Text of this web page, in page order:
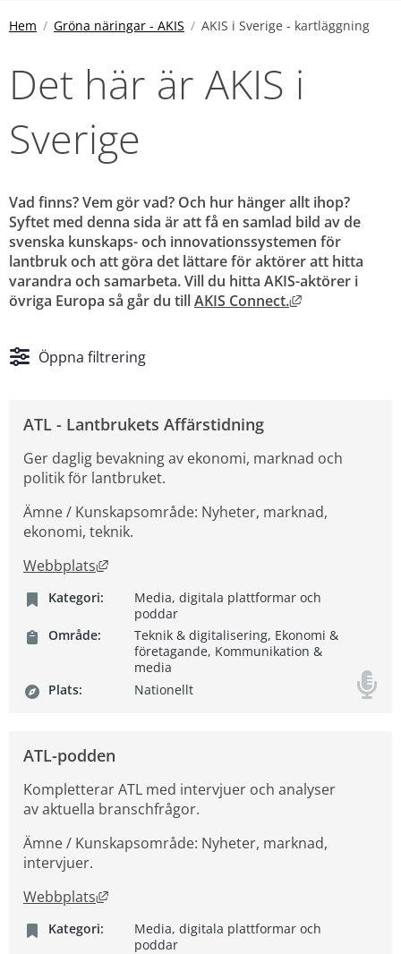
Hem Gröna näringar - AKIS AKIS i Sverige - kartläggning
Det här är AKIS i
Sverige
Vad finns? Vem gör vad? Och hur hänger allt ihop?
Syftet med denna sida är att få en samlad bild av de
svenska kunskaps- och innovationssystemen för
lantbruk och att göra det lättare för aktörer att hitta
varandra och samarbeta. Vill du hitta AKIS-aktörer i
övriga Europa så går du till AKIS Connect. Länk till
Öppna filtrering
ATL - Lantbrukets Affärstidning
Ger daglig bevakning av ekonomi, marknad och
politik för lantbruket.
Ämne / Kunskapsområde: Nyheter, marknad,
ekonomi, teknik.
Webbplats
Länk till annan webbplats, öppnas i nytt
Kategori:
Media, digitala plattformar och
poddar
Område:
Teknik & digitalisering, Ekonomi &
företagande, Kommunikation &
media
Plats:
Nationellt
ATL-podden
Kompletterar ATL med intervjuer och analyser
av aktuella branschfrågor.
Ämne / Kunskapsområde: Nyheter, marknad,
intervjuer.
Webbplats
Länk till annan webbplats, öppnas i nytt
Kategori:
Media, digitala plattformar och
poddar